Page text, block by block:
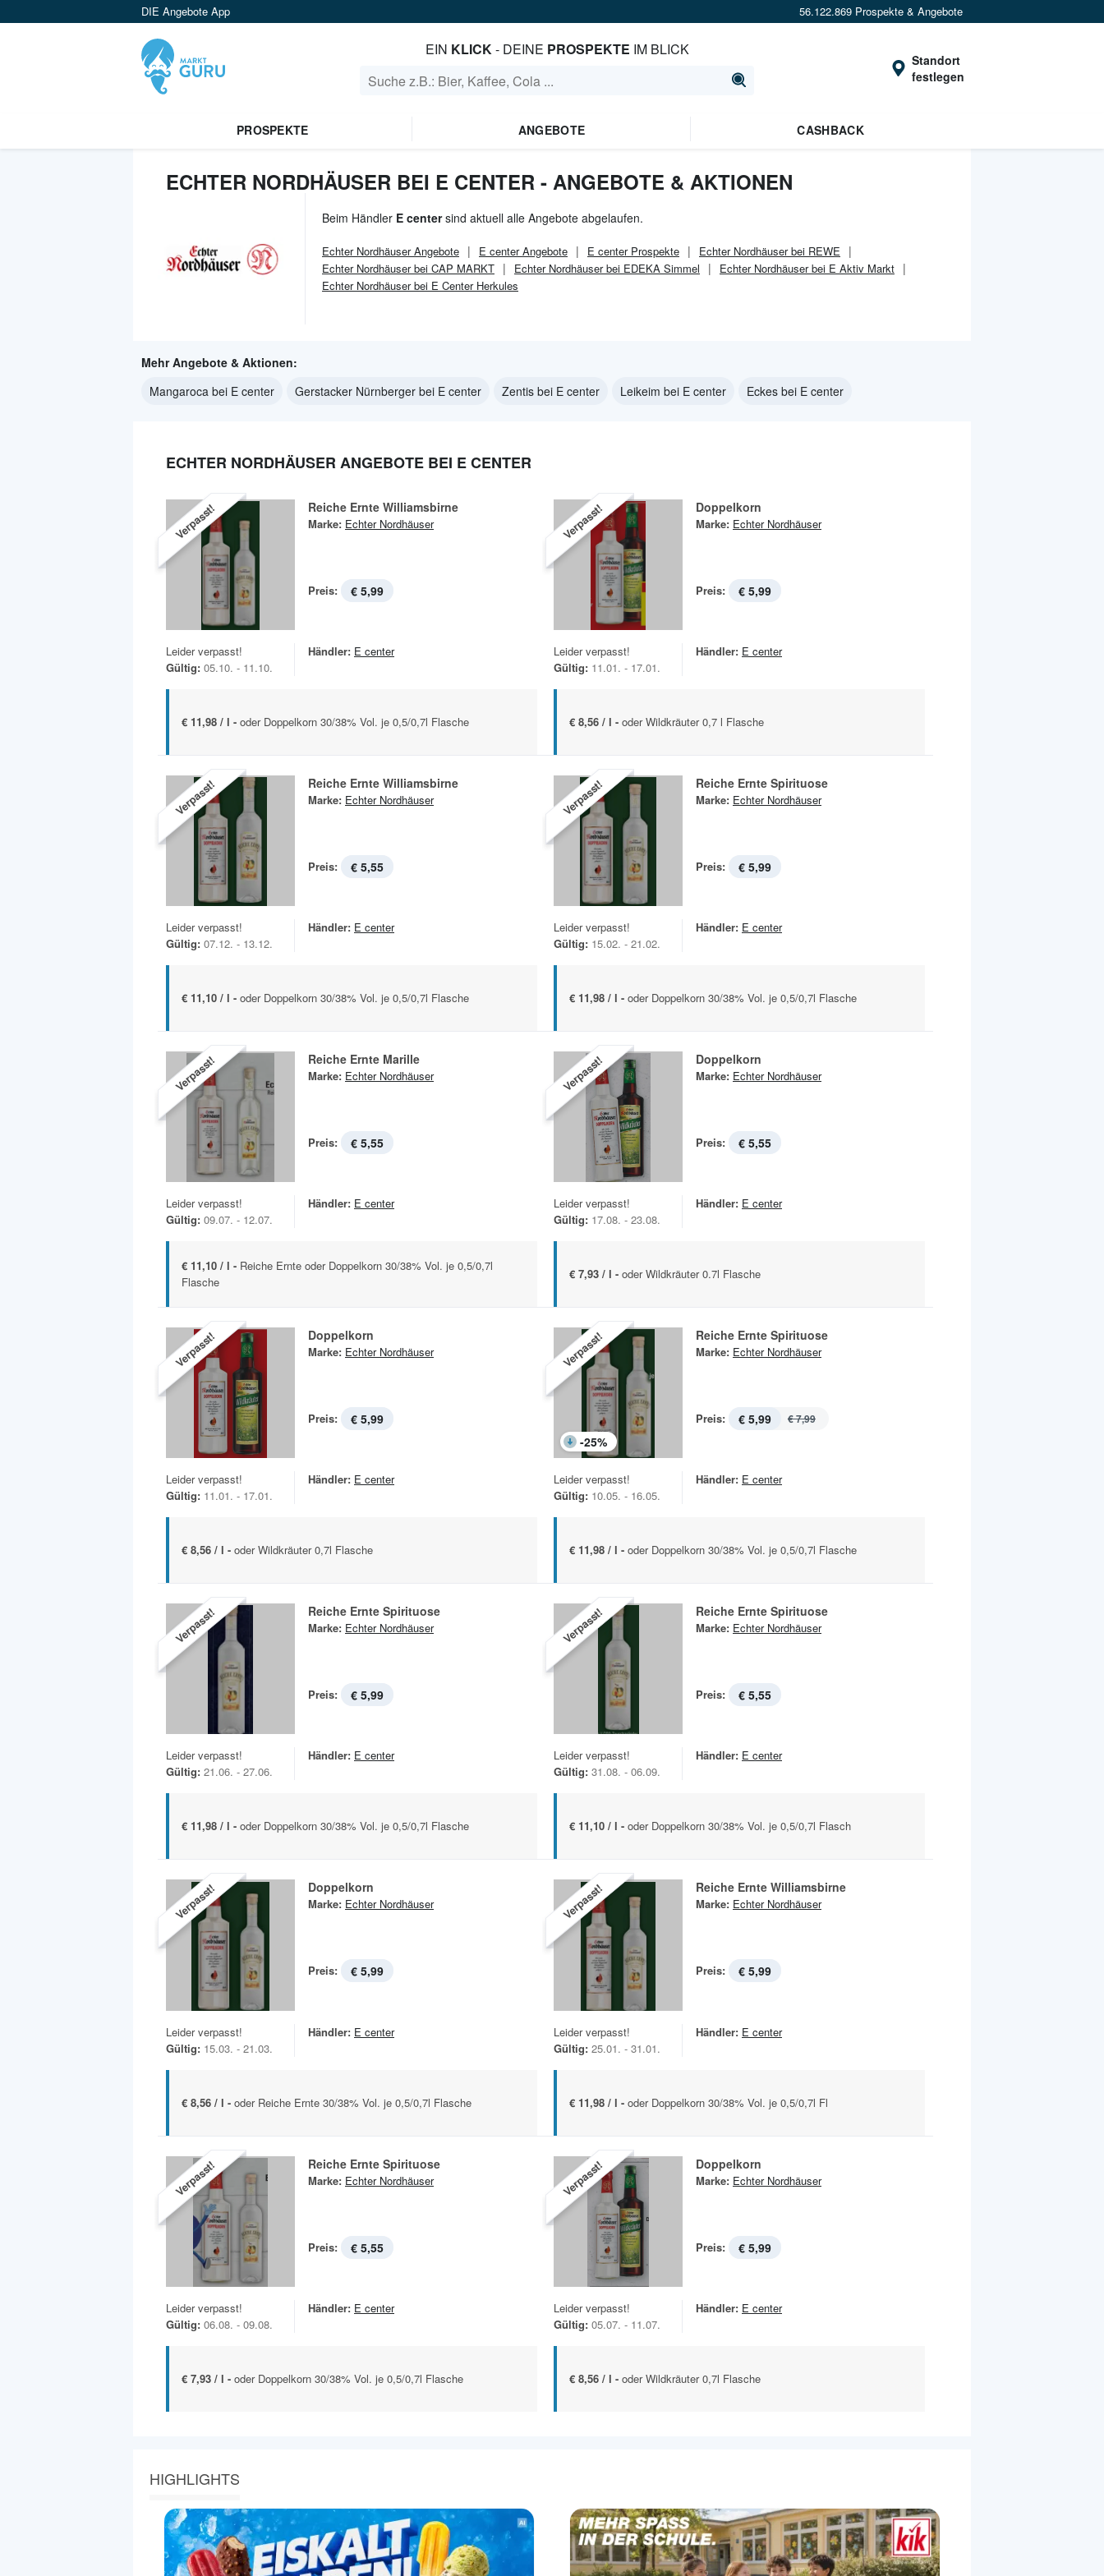
DIE Angebote App 56.122.869 Prospekte & Angebote
EIN KLICK- DEINE PROSPEKTE IM BLICK
Standort
festlegen
PROSPEKTE ANGEBOTE CASHBACK
ECHTER NORDHÄUSER BEI E CENTER - ANGEBOTE & AKTIONEN
Beim Händler E centersind aktuell alle Angebote abgelaufen.
Echter NordhäuserAngebote E centerAngebote E centerProspekte
Echter Nordhäuser bei REWE
Echter Nordhäuser bei CAP MARKT
Echter Nordhäuser bei EDEKA Simmel
Echter Nordhäuser bei E Aktiv Markt
Echter Nordhäuser bei E Center Herkules
Mehr Angebote & Aktionen:
Mangaroca bei E center
Gerstacker Nürnberger bei E center Zentis bei E center Leikeim bei E center Eckes bei E center
ECHTER NORDHÄUSER ANGEBOTE BEI E CENTER
Verpasst! Reiche Ernte Williamsbirne
Marke: Echter Nordhäuser
Preis: € 5,99
Leider verpasst!
Gültig: 05.10. - 11.10.
Händler: E center
€ 11,98 / l - oder Doppelkorn 30/38% Vol. je 0,5/0,7l Flasche
Verpasst! Doppelkorn
Marke: Echter Nordhäuser
Preis: € 5,99
Leider verpasst!
Gültig: 11.01. - 17.01.
Händler: E center
€ 8,56 / l - oder Wildkräuter 0,7 l Flasche
Verpasst! Reiche Ernte Williamsbirne
Marke: Echter Nordhäuser
Preis: € 5,55
Leider verpasst!
Gültig: 07.12. - 13.12.
Händler: E center
€ 11,10 / l - oder Doppelkorn 30/38% Vol. je 0,5/0,7l Flasche
Verpasst! Reiche Ernte Spirituose
Marke: Echter Nordhäuser
Preis: € 5,99
Leider verpasst!
Gültig: 15.02. - 21.02.
Händler: E center
€ 11,98 / l - oder Doppelkorn 30/38% Vol. je 0,5/0,7l Flasche
Verpasst! Reiche Ernte Marille
Marke: Echter Nordhäuser
Preis: € 5,55
Leider verpasst!
Gültig: 09.07. - 12.07.
Händler: E center
€ 11,10 / l - Reiche Ernte oder Doppelkorn 30/38% Vol. je 0,5/0,7l
Flasche
Verpasst! Doppelkorn
Marke: Echter Nordhäuser
Preis: € 5,55
Leider verpasst!
Gültig: 17.08. - 23.08.
Händler: E center
€ 7,93 / l - oder Wildkräuter 0.7l Flasche
Verpasst! Doppelkorn
Marke: Echter Nordhäuser
Preis: € 5,99
Leider verpasst!
Gültig: 11.01. - 17.01.
Händler: E center
€ 8,56 / l - oder Wildkräuter 0,7l Flasche
Verpasst!
-25%
Reiche Ernte Spirituose
Marke: Echter Nordhäuser
Preis: € 5,99 € 7,99
Leider verpasst!
Gültig: 10.05. - 16.05.
Händler: E center
€ 11,98 / l - oder Doppelkorn 30/38% Vol. je 0,5/0,7l Flasche
Verpasst! Reiche Ernte Spirituose
Marke: Echter Nordhäuser
Preis: € 5,99
Leider verpasst!
Gültig: 21.06. - 27.06.
Händler: E center
€ 11,98 / l - oder Doppelkorn 30/38% Vol. je 0,5/0,7l Flasche
Verpasst! Reiche Ernte Spirituose
Marke: Echter Nordhäuser
Preis: € 5,55
Leider verpasst!
Gültig: 31.08. - 06.09.
Händler: E center
€ 11,10 / l - oder Doppelkorn 30/38% Vol. je 0,5/0,7l Flasch
Verpasst! Doppelkorn
Marke: Echter Nordhäuser
Preis: € 5,99
Leider verpasst!
Gültig: 15.03. - 21.03.
Händler: E center
€ 8,56 / l - oder Reiche Ernte 30/38% Vol. je 0,5/0,7l Flasche
Verpasst! Reiche Ernte Williamsbirne
Marke: Echter Nordhäuser
Preis: € 5,99
Leider verpasst!
Gültig: 25.01. - 31.01.
Händler: E center
€ 11,98 / l - oder Doppelkorn 30/38% Vol. je 0,5/0,7l Fl
Verpasst! Reiche Ernte Spirituose
Marke: Echter Nordhäuser
Preis: € 5,55
Leider verpasst!
Gültig: 06.08. - 09.08.
Händler: E center
€ 7,93 / l - oder Doppelkorn 30/38% Vol. je 0,5/0,7l Flasche
Verpasst! Doppelkorn
Marke: Echter Nordhäuser
Preis: € 5,99
Leider verpasst!
Gültig: 05.07. - 11.07.
Händler: E center
€ 8,56 / l - oder Wildkräuter 0,7l Flasche
HIGHLIGHTS